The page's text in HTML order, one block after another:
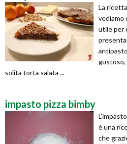
La
vediamo
utile per
gustoso,
solita torta salata ...
impasto pizza bimby
è una
che